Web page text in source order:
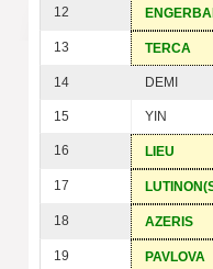
12
13 TERCA
14 DEMI
15 YIN
16 LIEU
17
18 AZERIS
19 PAVLOVA